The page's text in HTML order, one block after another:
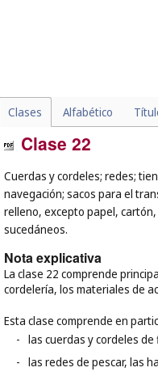
Clases Alfabético
Clase 22
Cuerdas y cordeles; redes;
navegación; sacos para el
relleno, excepto papel,
sucedáneos.
Nota explicativa
La clase 22 comprende
cordelería, los materiales de
Esta clase comprende en
- las cuerdas y cordeles
- las redes de pescar, las